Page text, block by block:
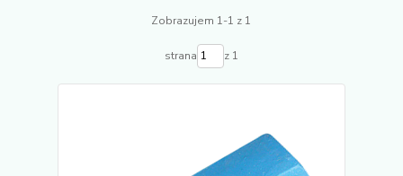
Zobrazujem 1-1 z 1
strana z 1